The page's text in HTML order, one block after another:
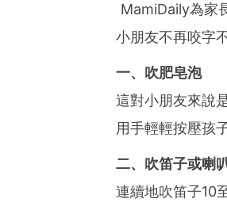
MamiDaily為家
小朋友不再咬字
一、吹肥皂泡
這對小朋友來說
用手輕輕按壓孩
二、吹笛子或喇
連續地吹笛子10